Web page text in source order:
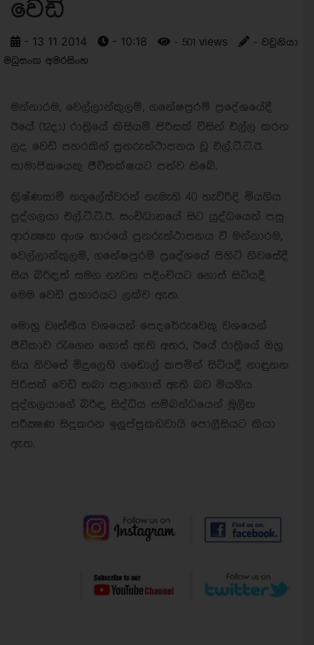
වෙඩි
- 13 11 2014 - 10:18 - 501 views
- වවුනියා
මධුසංක අමරසිංහ
මන්නාරම, වෙල්ලාන්කුලම්, ගනේෂපුරම් ප‍්‍රදේශයේදී
ඊයේ (12දා) රාත්‍රියේ කිසියම් පිරිසක් විසින් එල්ල කරන
ලද වෙඩි පහරකින් පුනරුත්ථාපනය වූ එල්.ටී.ටි.ඊ.
සාමාජිකයෙකු ජීවිතක්ෂයට පත්ව තිබේ.
ක‍්‍රිෂ්ණසාමි නගුලේස්වරන් නැමැති 40 හැවිරිදි මියගිය
පුද්ගලයා එල්.ටී.ටි.ඊ. සංවිධානයේ සිට යුද්ධයෙන් පසු
ආරක්‍ෂක අංශ භාරයේ පුනරුත්ථාපනය වී මන්නාරම,
වෙල්ලාන්කුලම්, ගනේෂපුරම් ප්‍රදේශයේ පිහිටි නිවසේදී
සිය බිරිඳත් සමග නැවත පදිංචියට ගොස් සිටියදී
මෙම වෙඩි ප්‍රහාරයට ලක්ව ඇත.
මොහු වෘත්තීය වශයෙන් පෙදරේරුවෙකු වශයෙන්
ජීවිකාව රැගෙන ගොස් ඇති අතර, ඊයේ රාත්‍රියේ ඔහු
සිය නිවසේ මිදුලෙහි ගඩොල් කපමින් සිටියදී නාඳුනන
පිරිසක් වෙඩි තබා පළාගොස් ඇති බව මියගිය
පුද්ගලයාගේ බිරිඳ සිද්ධිය සම්බන්ධයෙන් මූලික
පරීක්‍ෂණ සිදුකරන ඉලුප්පුකඩවායි පොලීසියට කියා
ඇත.